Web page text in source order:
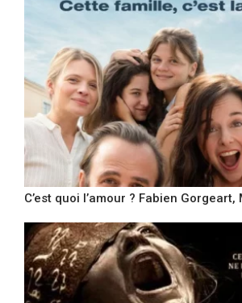
C’est quoi l’amour ? Fabien Gorgeart,